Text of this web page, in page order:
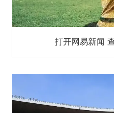
打开网易新闻